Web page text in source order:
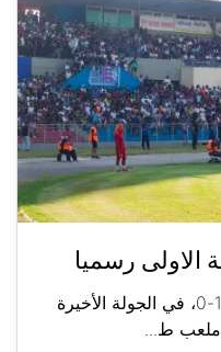
الاولى رسميا
فوز طرابلس على السلام زغرتا 1-0، في الجولة الأخيرة
ملعب ط...